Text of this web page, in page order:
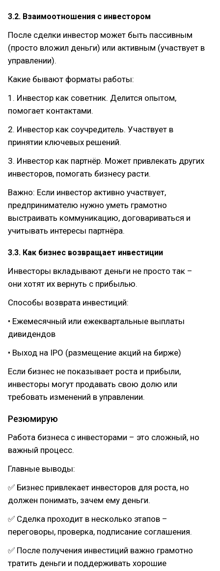
3.2. Взаимоотношения с инвестором
После сделки инвестор может быть пассивным
(просто вложил деньги) или активным (участвует в
управлении).
Какие бывают форматы работы:
1. Инвестор как советник. Делится опытом,
помогает контактами.
2. Инвестор как соучредитель. Участвует в
принятии ключевых решений.
3. Инвестор как партнёр. Может привлекать других
инвесторов, помогать бизнесу расти.
Важно: Если инвестор активно участвует,
предпринимателю нужно уметь грамотно
выстраивать коммуникацию, договариваться и
учитывать интересы партнёра.
3.3. Как бизнес возвращает инвестиции
Инвесторы вкладывают деньги не просто так –
они хотят их вернуть с прибылью.
Способы возврата инвестиций:
• Ежемесячный или ежеквартальные выплаты
дивидендов
• Выход на IPO (размещение акций на бирже)
Если бизнес не показывает роста и прибыли,
инвесторы могут продавать свою долю или
требовать изменений в управлении.
Резюмирую
Работа бизнеса с инвесторами – это сложный, но
важный процесс.
Главные выводы:
✅ Бизнес привлекает инвесторов для роста, но
должен понимать, зачем ему деньги.
✅ Сделка проходит в несколько этапов –
переговоры, проверка, подписание соглашения.
✅ После получения инвестиций важно грамотно
тратить деньги и поддерживать хорошие